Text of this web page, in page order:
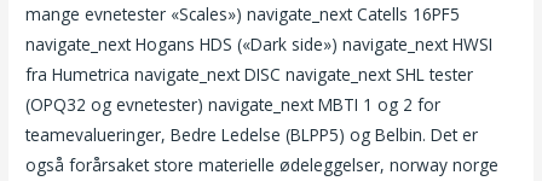
mange evnetester «Scales») navigate_next Catells 16PF5
navigate_next Hogans HDS («Dark side») navigate_next HWSI
fra Humetrica navigate_next DISC navigate_next SHL tester
(OPQ32 og evnetester) navigate_next MBTI 1 og 2 for
teamevalueringer, Bedre Ledelse (BLPP5) og Belbin. Det er
også forårsaket store materielle ødeleggelser, norway norge